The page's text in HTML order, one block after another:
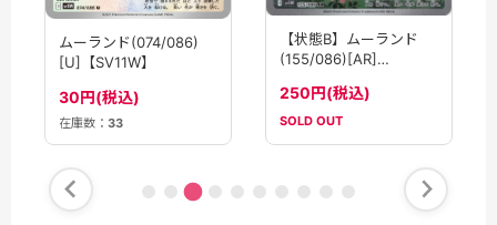
ムーランド(074/086)
[U]【SV11W】
30円(税込)
在庫数： 33
【状態B】ムーランド
(155/086)[AR]
250円(税込)
SOLD OUT